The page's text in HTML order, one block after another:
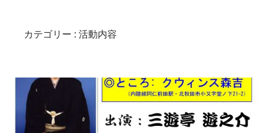
カテゴリー : 活動内容